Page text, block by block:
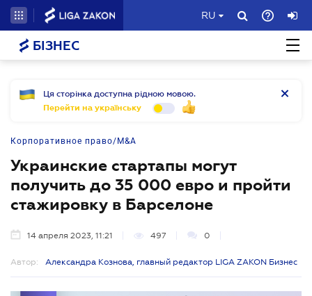
RU
БІЗНЕС
Ця сторінка доступна рідною мовою.
Перейти на українську
Корпоративное право/M&A
Украинские стартапы могут
получить до 35 000 евро и пройти
стажировку в Барселоне
14 апреля 2023, 11:21 497 0
Автор: Александра Кознова, главный редактор LIGA ZAKON Бизнес